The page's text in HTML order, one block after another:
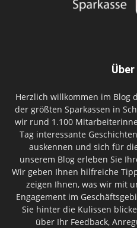
Über
Herzlich willkommen im Blog
der größten Sparkassen in
wir rund 1.100
Tag interessante
auskennen und sich für
unserem Blog erleben Sie
Wir geben Ihnen hilfreiche
zeigen Ihnen, was wir mit
Engagement im
Sie hinter die Kulissen
über Ihr Feedback,